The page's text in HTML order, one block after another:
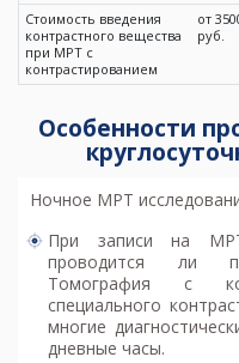
Стоимость введения
контрастного вещества
при МРТ с
контрастированием
от
руб.
Особенности
Ночное МРТ
При записи на
проводится ли
Томография с
специального
многие
дневные часы.